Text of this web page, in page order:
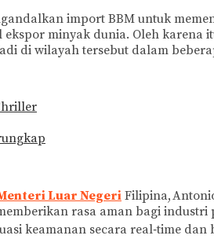
import BBM untuk
minyak dunia. Oleh
di wilayah tersebut dalam
Luar Negeri Filipina,
rasa aman bagi
keamanan secara real‑time